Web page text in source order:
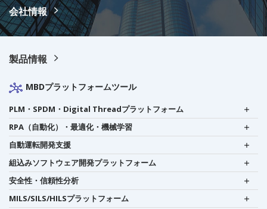
会社情報
製品情報
MBDプラットフォームツール
PLM・SPDM・Digital Threadプラットフォーム
RPA（自動化）・最適化・機械学習
自動運転開発支援
組込みソフトウェア開発プラットフォーム
安全性・信頼性分析
MILS/SILS/HILSプラットフォーム